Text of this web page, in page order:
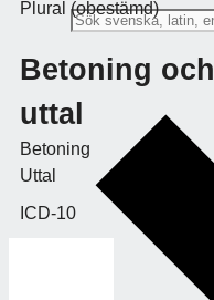
Plural (obestämd)
Betoning och
uttal
Betoning
Uttal
ICD-10